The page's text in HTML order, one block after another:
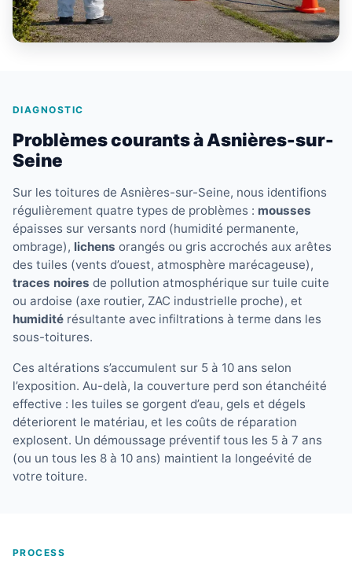
DIAGNOSTIC
Problèmes courants à Asnières-sur-
Seine
Sur les toitures de Asnières-sur-Seine, nous identifions
régulièrement quatre types de problèmes : mousses
épaisses sur versants nord (humidité permanente,
ombrage), lichens orangés ou gris accrochés aux arêtes
des tuiles (vents d’ouest, atmosphère marécageuse),
traces noires de pollution atmosphérique sur tuile cuite
ou ardoise (axe routier, ZAC industrielle proche), et
humidité résultante avec infiltrations à terme dans les
sous-toitures.
Ces altérations s’accumulent sur 5 à 10 ans selon
l’exposition. Au-delà, la couverture perd son étanchéité
effective : les tuiles se gorgent d’eau, gels et dégels
déteriorent le matériau, et les coûts de réparation
explosent. Un démoussage préventif tous les 5 à 7 ans
(ou un tous les 8 à 10 ans) maintient la longeévité de
votre toiture.
PROCESS